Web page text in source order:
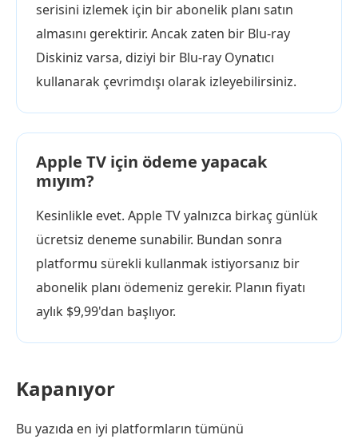
serisini izlemek için bir abonelik planı satın
almasını gerektirir. Ancak zaten bir Blu-ray
Diskiniz varsa, diziyi bir Blu-ray Oynatıcı
kullanarak çevrimdışı olarak izleyebilirsiniz.
Apple TV için ödeme yapacak
mıyım?
Kesinlikle evet. Apple TV yalnızca birkaç günlük
ücretsiz deneme sunabilir. Bundan sonra
platformu sürekli kullanmak istiyorsanız bir
abonelik planı ödemeniz gerekir. Planın fiyatı
aylık $9,99'dan başlıyor.
Kapanıyor
Bu yazıda en iyi platformların tümünü